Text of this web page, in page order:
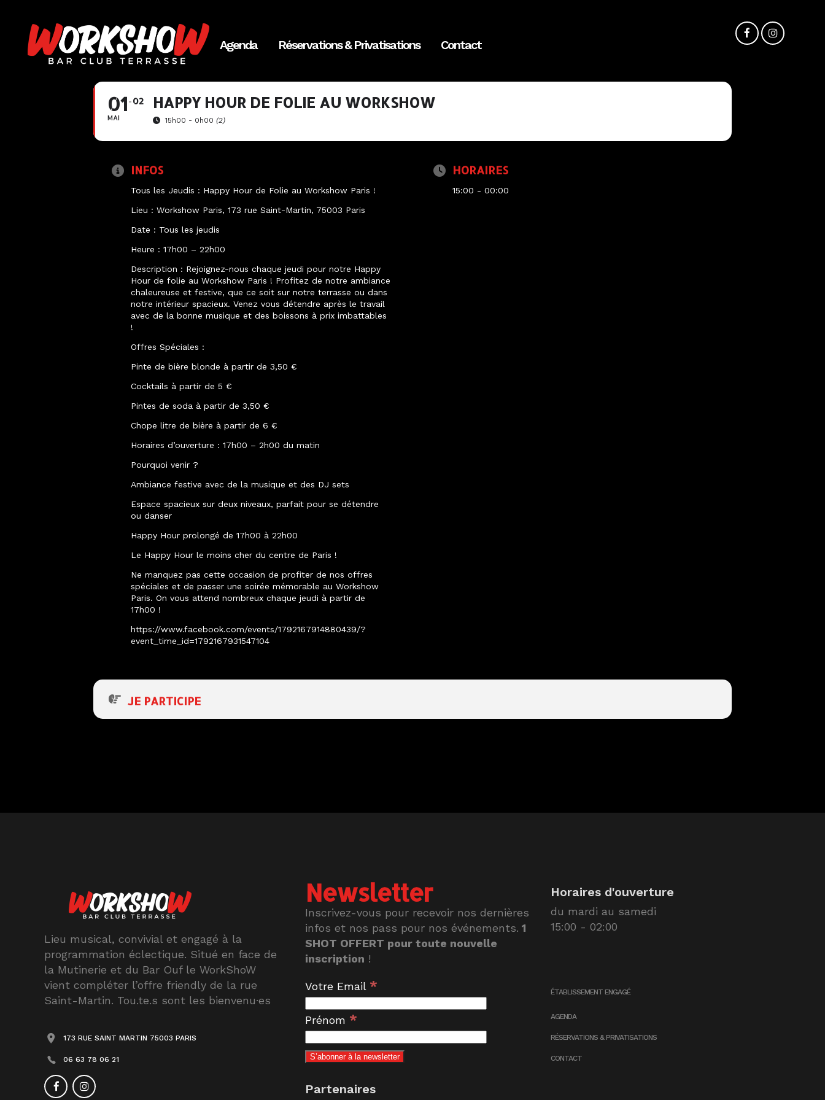
Agenda Réservations & Privatisations Contact
01
MAI
02 HAPPY HOUR DE FOLIE AU WORKSHOW
15h00 - 0h00 (2)
INFOS
Tous les Jeudis : Happy Hour de Folie au Workshow Paris !
Lieu : Workshow Paris, 173 rue Saint-Martin, 75003 Paris
Date : Tous les jeudis
Heure : 17h00 – 22h00
Description : Rejoignez-nous chaque jeudi pour notre Happy
Hour de folie au Workshow Paris ! Profitez de notre ambiance
chaleureuse et festive, que ce soit sur notre terrasse ou dans
notre intérieur spacieux. Venez vous détendre après le travail
avec de la bonne musique et des boissons à prix imbattables
!
Offres Spéciales :
Pinte de bière blonde à partir de 3,50 €
Cocktails à partir de 5 €
Pintes de soda à partir de 3,50 €
Chope litre de bière à partir de 6 €
Horaires d’ouverture : 17h00 – 2h00 du matin
Pourquoi venir ?
Ambiance festive avec de la musique et des DJ sets
Espace spacieux sur deux niveaux, parfait pour se détendre
ou danser
Happy Hour prolongé de 17h00 à 22h00
Le Happy Hour le moins cher du centre de Paris !
Ne manquez pas cette occasion de profiter de nos offres
spéciales et de passer une soirée mémorable au Workshow
Paris. On vous attend nombreux chaque jeudi à partir de
17h00 !
https://www.facebook.com/events/1792167914880439/?
event_time_id=1792167931547104
HORAIRES
15:00 - 00:00
JE PARTICIPE
Lieu musical, convivial et engagé à la
programmation éclectique. Situé en face de
la Mutinerie et du Bar Ouf le WorkShoW
vient compléter l’offre friendly de la rue
Saint-Martin. Tou.te.s sont les bienvenu·es
173 RUE SAINT MARTIN 75003 PARIS
06 63 78 06 21
Newsletter
Inscrivez-vous pour recevoir nos dernières
infos et nos pass pour nos événements. 1
SHOT OFFERT pour toute nouvelle
inscription !
Votre Email *
Prénom *
Partenaires
Horaires d'ouverture
du mardi au samedi
15:00 - 02:00
ÉTABLISSEMENT ENGAGÉ
AGENDA
RÉSERVATIONS & PRIVATISATIONS
CONTACT